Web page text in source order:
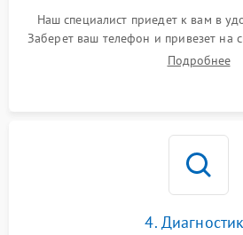
Наш специалист приедет к вам в
Заберет ваш телефон и привезет на
Подробнее
4.